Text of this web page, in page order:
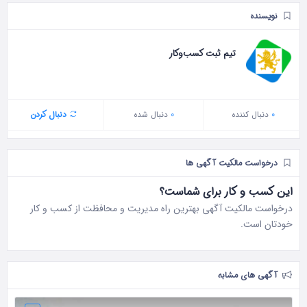
نویسنده
تیم ثبت کسب‌وکار
0 دنبال‌ کننده 0 دنبال شده دنبال کردن
درخواست مالکیت آگهی ها
این کسب و کار برای شماست؟
درخواست مالکیت آگهی بهترین راه مدیریت و محافظت از کسب و کار
خودتان است.
آگهی های مشابه